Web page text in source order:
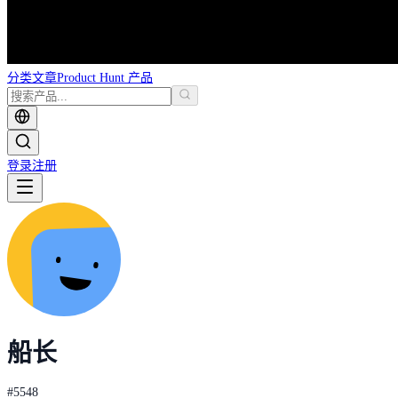
分类文章Product Hunt 产品
登录注册
船长
#5548